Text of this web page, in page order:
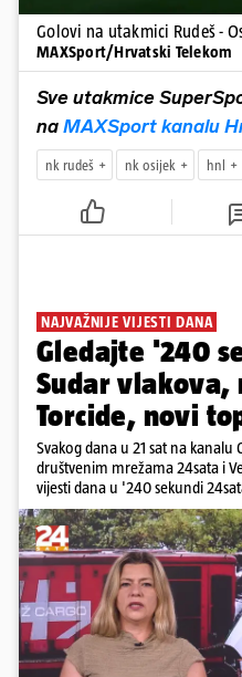
Golovi na utakmici Rudeš -
MAXSport/Hrvatski Telekom
Sve utakmice
na MAXSport kanalu
nk rudeš nk osijek hnl
NAJVAŽNIJE VIJESTI DANA
Gledajte '240
Sudar vlakova,
Torcide, novi
Svakog dana u 21 sat na kanalu
društvenim mrežama 24sata i
vijesti dana u '240 sekundi
Krnetić: Željeznička nesreća
Gradec, masovna tučnjava
kraj Požege...